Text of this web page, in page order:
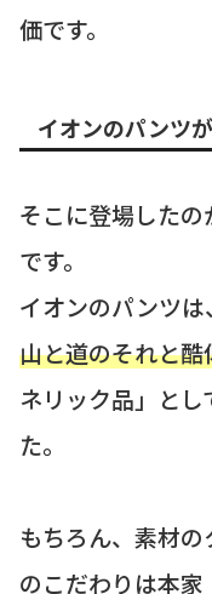
価です。
イオンのパンツ
そこに登場した
です。
イオンのパンツは
山と道のそれと酷
ネリック品」と
た。
もちろん、素材
のこだわりは本家